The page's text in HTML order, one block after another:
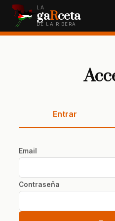
LA
gaRceta
DE LA RIBERA
Entrar
Email
Contraseña